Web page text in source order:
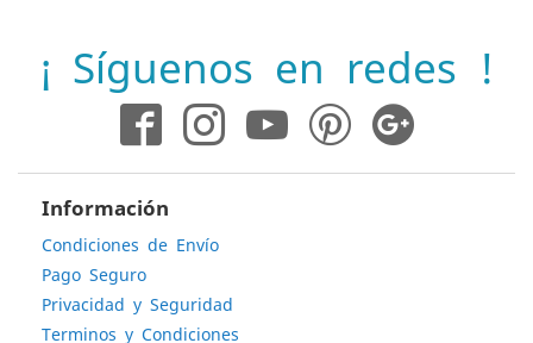
de
noticias:
¡ Síguenos en redes !
Información
Condiciones de Envío
Pago Seguro
Privacidad y Seguridad
Terminos y Condiciones